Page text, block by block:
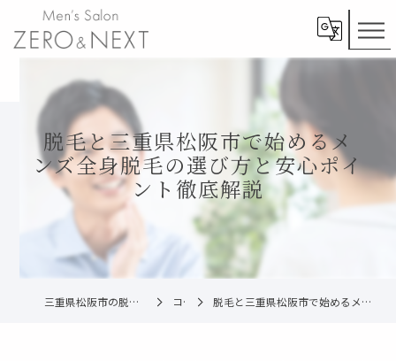
脱毛と三重県松阪市で始めるメ
ンズ全身脱毛の選び方と安心ポイ
ント徹底解説
三重県松阪市の脱毛ならメンズ脱毛ZERO松阪店 コラム 脱毛と三重県松阪市で始めるメンズ全身脱毛の選び方と安心ポイント徹底解説